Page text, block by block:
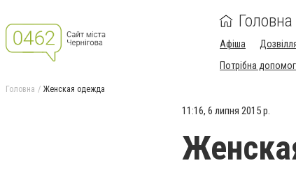
Головна
Афіша
Потрібна
Головна Женская одежда
11:16, 6 липня 2015 р.